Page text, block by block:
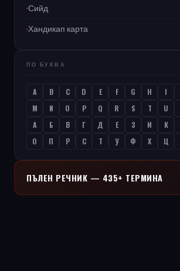
Сийд
Хандикап карта
ПО БУКВА
A B C D E F G H I
M
N O P Q R S T U
А
Б В Г Д Е З И К
О
П Р С Т У Ф Х Ц
ПЪЛЕН РЕЧНИК — 435+ ТЕРМИНА